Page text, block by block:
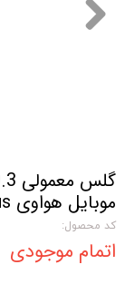
موبایل هواوی Nova 2 Plus
کد محصول:
اتمام موجودی